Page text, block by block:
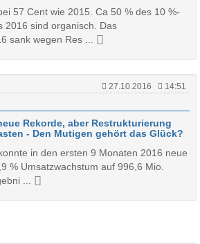
57 Cent wie 2015. Ca 50 % des 10 %-
2016 sind organisch. Das
sank wegen Res ...
27.10.2016
14:51
Rekorde, aber Restrukturierung
- Den Mutigen gehört das Glück?
in den ersten 9 Monaten 2016 neue
% Umsatzwachstum auf 996,6 Mio.
...